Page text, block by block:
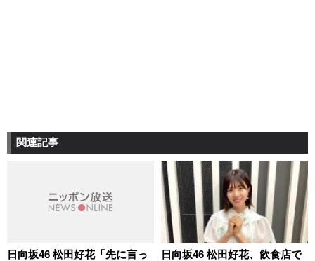
関連記事
日向坂46 松田好花「先に言っ
日向坂46 松田好花、飲食店で